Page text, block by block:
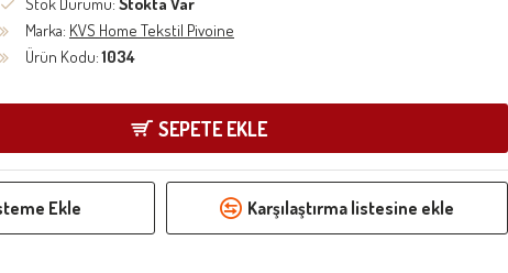
Marka: KVS Home Tekstil Pivoine
Ürün Kodu: 1034
SEPETE EKLE
Ekle Karşılaştırma listesine ekle